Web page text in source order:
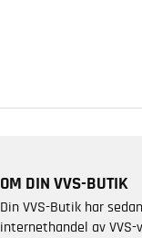
OM DIN VVS-BUTIK
Din VVS-Butik har
internethandel av VVS-